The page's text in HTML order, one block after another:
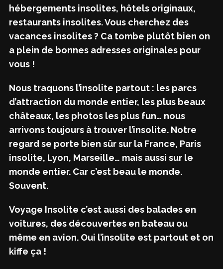
hébergements insolites, hôtels originaux,
restaurants insolites. Vous cherchez des
vacances insolites ? Ca tombe plutôt bien on
a plein de bonnes adresses originales pour
vous !
Nous traquons l’insolite partout : les parcs
d’attraction du monde entier, les plus beaux
châteaux, les photos les plus fun… nous
arrivons toujours à trouver l’insolite. Notre
regard se porte bien sûr sur la France, Paris
insolite, Lyon, Marseille… mais aussi sur le
monde entier. Car c’est beau le monde.
Souvent.
Voyage Insolite c’est aussi des balades en
voitures, des découvertes en bateau ou
même en avion. Oui l’insolite est partout et on
kiffe ça !